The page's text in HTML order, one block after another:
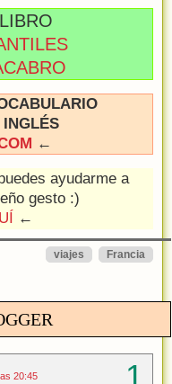
INGLÉS
←
ayudarme a
gesto :)
←
Francia
viajes
20:45